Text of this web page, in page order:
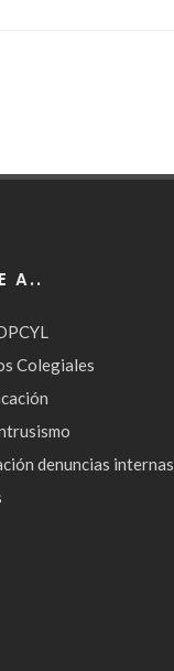
A..
Colegiales
denuncias internas